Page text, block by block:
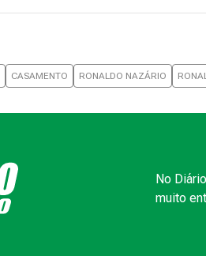
CASAMENTO RONALDO NAZÁRIO
No
muito